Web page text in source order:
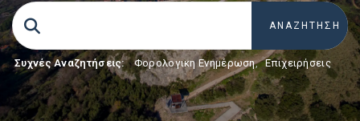
Συχνές Αναζητήσεις: Φορολογικη Ενημέρωση, Επιχειρήσεις